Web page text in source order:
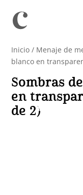
Inicio / Menaje de
blanco en
Sombras
en
de 2)